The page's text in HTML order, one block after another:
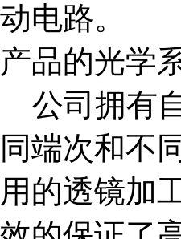
动电路。
产品的光学
公司拥有
同端次和不
用的透镜加